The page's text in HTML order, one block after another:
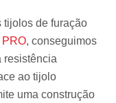
tijolos de furação
PRO, conseguimos
resistência
ao tijolo
uma construção